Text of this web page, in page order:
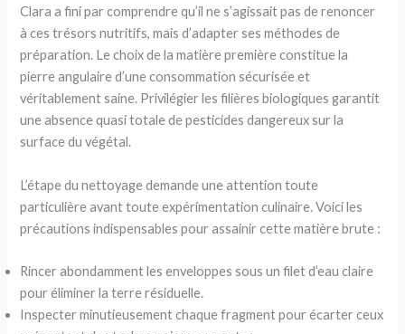
Clara a fini par comprendre qu’il ne s’agissait pas de renoncer
à ces trésors nutritifs, mais d’adapter ses méthodes de
préparation. Le choix de la matière première constitue la
pierre angulaire d’une consommation sécurisée et
véritablement saine. Privilégier les filières biologiques garantit
une absence quasi totale de pesticides dangereux sur la
surface du végétal.
L’étape du nettoyage demande une attention toute
particulière avant toute expérimentation culinaire. Voici les
précautions indispensables pour assainir cette matière brute :
Rincer abondamment les enveloppes sous un filet d’eau claire
pour éliminer la terre résiduelle.
Inspecter minutieusement chaque fragment pour écarter ceux